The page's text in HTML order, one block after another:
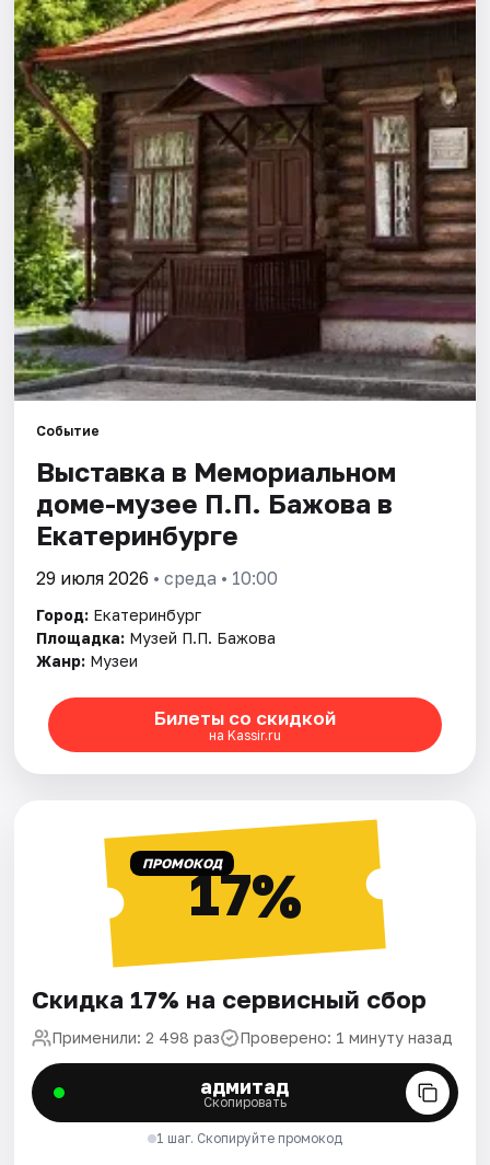
Города
Площадки
Артисты
Рейтинги
Событие
Выставка в Мемориальном
доме-музее П.П. Бажова в
Екатеринбурге
29 июля 2026 • среда • 10:00
Город: Екатеринбург
Площадка: Музей П.П. Бажова
Жанр: Музеи
Билеты со скидкой
на Kassir.ru
ПРОМОКОД17%
Скидка 17% на сервисный сбор
Применили: 2 498 раз Проверено: 1 минуту назад
адмитад
Скопировать
1 шаг. Скопируйте промокод